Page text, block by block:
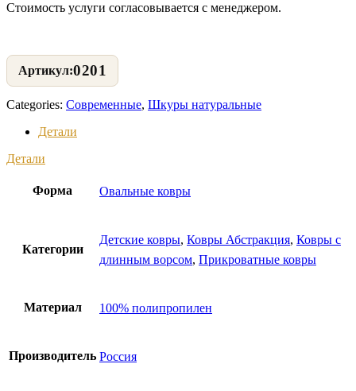
Стоимость услуги согласовывается с менеджером.
0201
Categories: Современные, Шкуры натуральные
Детали
Детали
Форма Овальные ковры
Категории
Детские ковры, Ковры Абстракция, Ковры с
длинным ворсом, Прикроватные ковры
Материал 100% полипропилен
Производитель Россия